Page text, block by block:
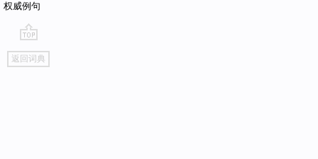
权威例句
go
top
返回词典